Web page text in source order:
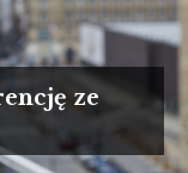
ze